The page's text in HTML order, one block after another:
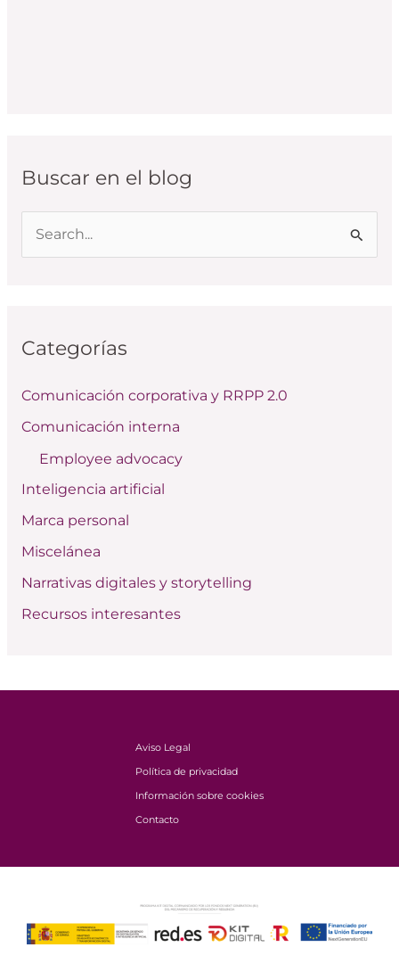
Buscar en el blog
a
p
o
:
Categorías
Comunicación corporativa y RRPP 2.0
Comunicación interna
Employee advocacy
Inteligencia artificial
Marca personal
Miscelánea
Narrativas digitales y storytelling
Recursos interesantes
Aviso Legal
Política de privacidad
Información sobre cookies
Contacto